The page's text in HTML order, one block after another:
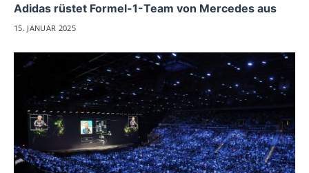
Adidas rüstet Formel-1-Team von Mercedes aus
15. JANUAR 2025